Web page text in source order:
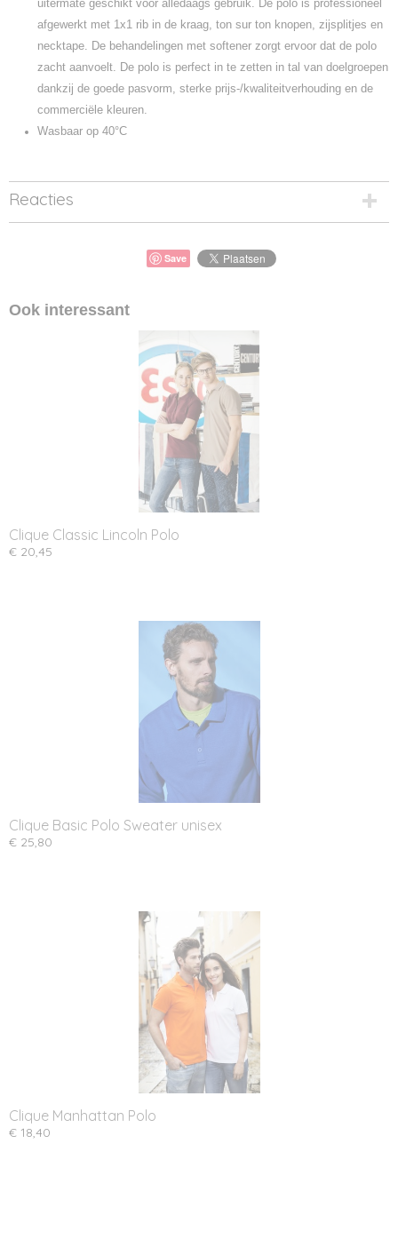
uitermate geschikt voor alledaags gebruik. De polo is professioneel
afgewerkt met 1x1 rib in de kraag, ton sur ton knopen, zijsplitjes en
necktape. De behandelingen met softener zorgt ervoor dat de polo
zacht aanvoelt. De polo is perfect in te zetten in tal van doelgroepen
dankzij de goede pasvorm, sterke prijs-/kwaliteitverhouding en de
commerciële kleuren.
Wasbaar op 40°C
Reacties
Save
Ook interessant
Clique Classic Lincoln Polo
€ 20,45
Clique Basic Polo Sweater unisex
€ 25,80
Clique Manhattan Polo
€ 18,40